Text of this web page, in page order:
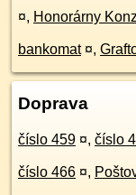
¤, Honorárny
bankomat ¤,
Doprava
číslo 459 ¤, číslo
číslo 466 ¤,